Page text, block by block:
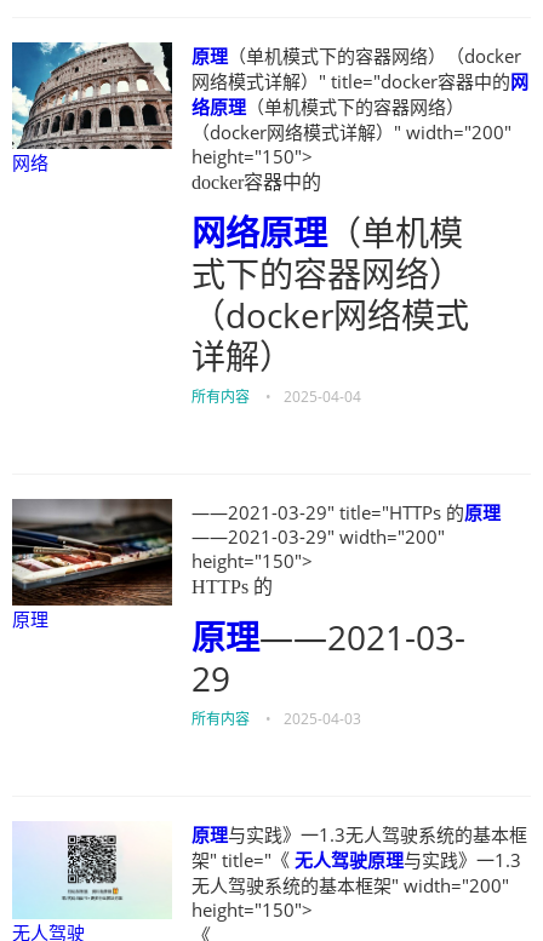
网络
原理 （单机模式下的容器网络）（docker
网络模式详解）" title="docker容器中的网
络原理 （单机模式下的容器网络）
（docker网络模式详解）" width="200"
height="150">
docker容器中的
网络原理（单机模
式下的容器网络）
（docker网络模式
详解）
所有内容 • 2025-04-04
原理
——2021-03-29" title="HTTPs 的原理
——2021-03-29" width="200"
height="150">
HTTPs 的
原理——2021-03-
29
所有内容 • 2025-04-03
无人驾驶
原理与实践》一1.3无人驾驶系统的基本框
架" title="《 无人驾驶原理与实践》一1.3
无人驾驶系统的基本框架" width="200"
height="150">
《